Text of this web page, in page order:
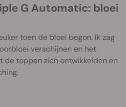
toen de bloei begon. Ik zag
verschijnen en het
de toppen zich ontwikkelden en